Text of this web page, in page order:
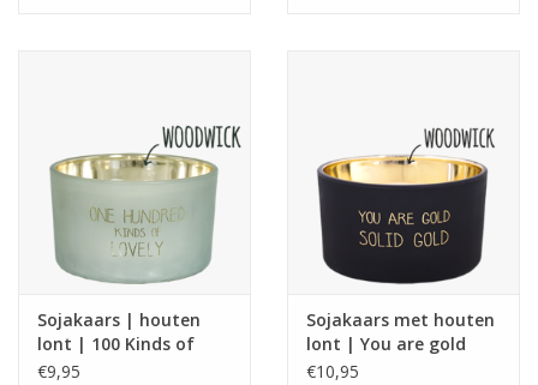
Sojakaars | houten
lont | 100 Kinds of
Lovely
€9,95
Sojakaars met houten
lont | You are gold
€10,95